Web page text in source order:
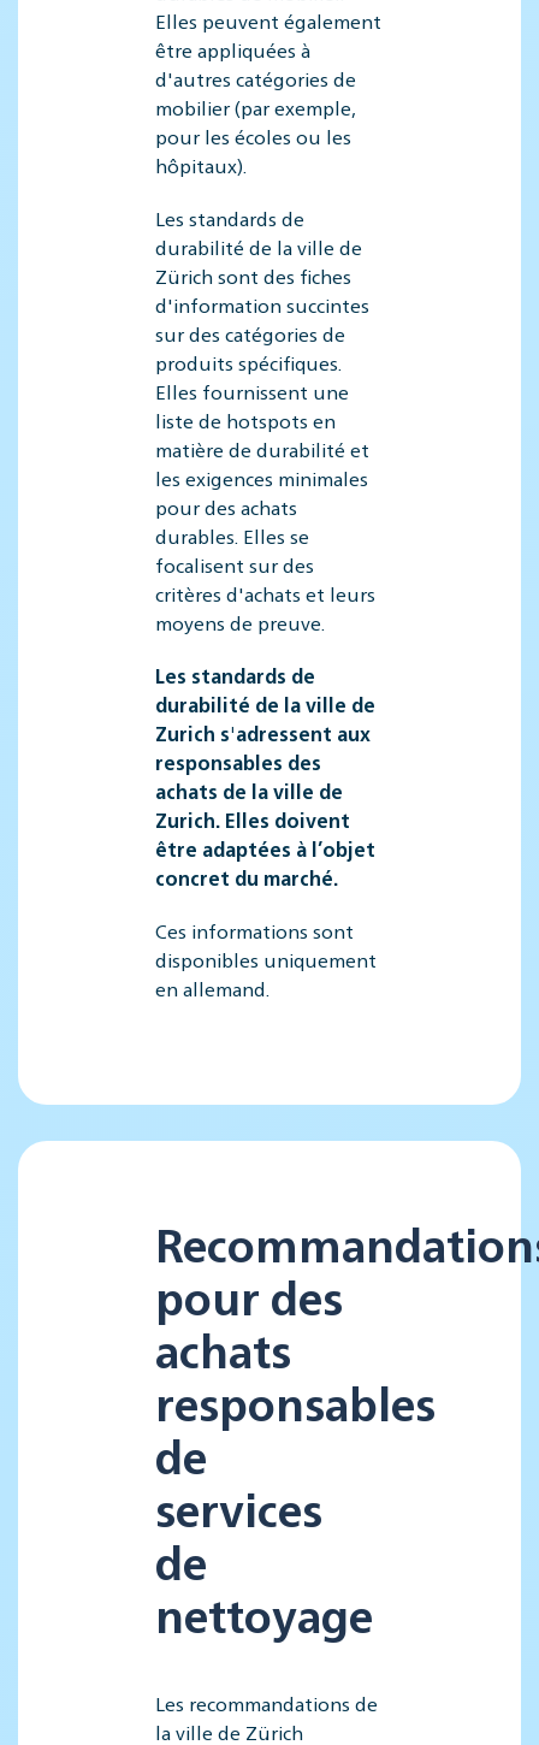
Elles peuvent également
être appliquées à
d'autres catégories de
mobilier (par exemple,
pour les écoles ou les
hôpitaux).
Les standards de
durabilité de la ville de
Zürich sont des fiches
d'information succintes
sur des catégories de
produits spécifiques.
Elles fournissent une
liste de hotspots en
matière de durabilité et
les exigences minimales
pour des achats
durables. Elles se
focalisent sur des
critères d'achats et leurs
moyens de preuve.
Les standards de
durabilité de la ville de
Zurich s'adressent aux
responsables des
achats de la ville de
Zurich. Elles doivent
être adaptées à l’objet
concret du marché.
Ces informations sont
disponibles uniquement
en allemand.
pour des
achats
responsables
de
services
de
nettoyage
Les recommandations de
la ville de Zürich